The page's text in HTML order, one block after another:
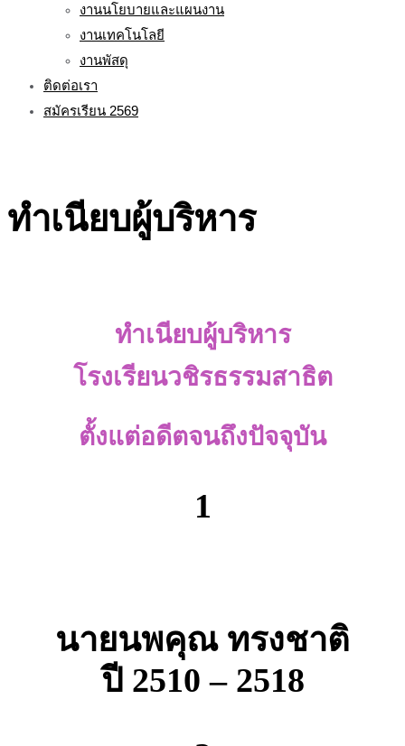
งานนโยบายและแผนงาน
งานเทคโนโลยี
งานพัสดุ
ติดต่อเรา
สมัครเรียน 2569
ทำเนียบผู้บริหาร
ทำเนียบผู้บริหาร
โรงเรียนวชิรธรรมสาธิต
ตั้งแต่อดีตจนถึงปัจจุบัน
1
นายนพคุณ ทรงชาติ
ปี 2510 – 2518